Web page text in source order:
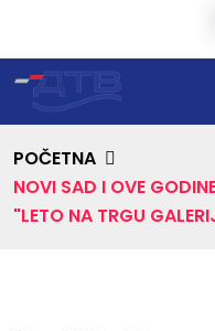
POČETNA
NOVI SAD I OVE
"LETO NA TRGU